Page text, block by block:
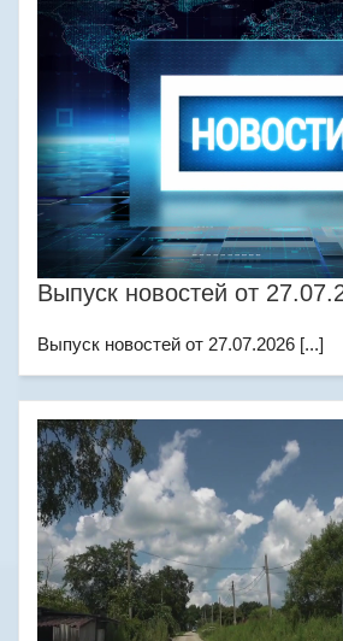
Выпуск новостей от
Выпуск новостей от 27.07.2026 [...]